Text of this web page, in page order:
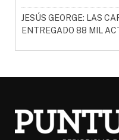
JESÚS GEORGE: LAS
ENTREGADO 88 MIL